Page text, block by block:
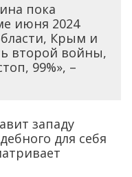
пока
июня 2024
Крым и
второй войны,
99%», –
западу
для себя